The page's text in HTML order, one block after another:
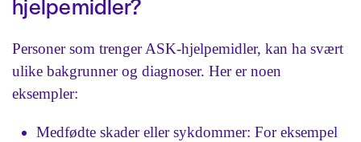
Personer som trenger ASK-hjelpemidler, kan ha svært
ulike bakgrunner og diagnoser. Her er noen
eksempler:
Medfødte skader eller sykdommer: For eksempel